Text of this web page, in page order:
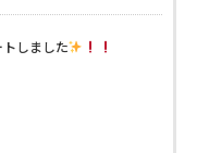
しました